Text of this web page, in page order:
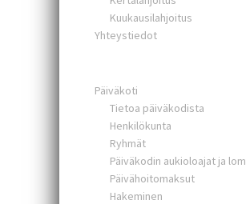
Kuukausilahjoitus
Yhteystiedot
Päiväkoti
Tietoa päiväkodista
Henkilökunta
Ryhmät
Päiväkodin aukioloajat ja
Päivähoitomaksut
Hakeminen